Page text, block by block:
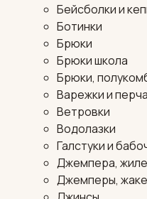
Бейсболки и
Ботинки
Брюки
Брюки школа
Брюки,
Варежки и
Ветровки
Водолазки
Галстуки и
Джемпера,
Джемперы,